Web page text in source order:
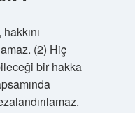
(2) Hiç
bir hakka